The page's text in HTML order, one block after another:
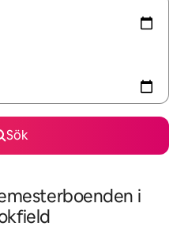
Sök
i